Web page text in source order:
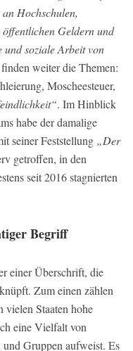
Hochschulen,
öffentlichen Geldern und
und soziale Arbeit von
weiter die Themen:
Moscheesteuer,
. Im Hinblick
habe der damalige
seiner Feststellung „Der
getroffen, in den
seit 2016 stagnierten
Begriff
einer Überschrift, die
Zum einen zählen
vielen Staaten hohe
eine Vielfalt von
und Gruppen aufweist. Es